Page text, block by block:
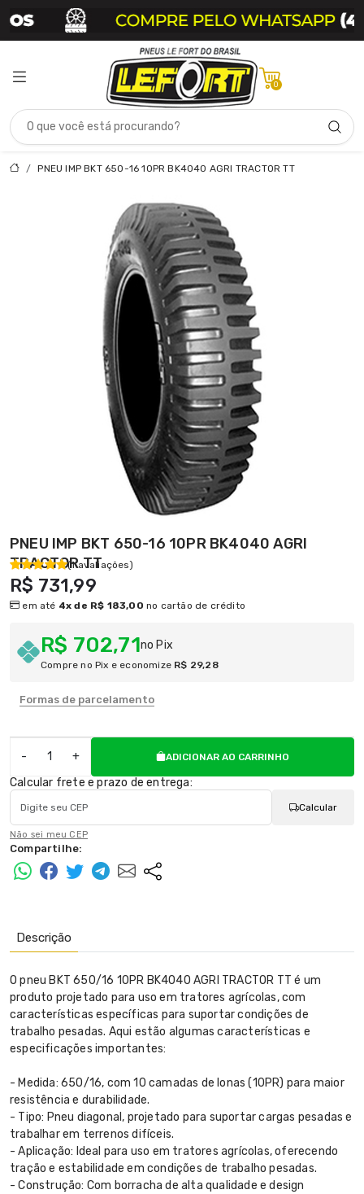
0
PNEU IMP BKT 650-16 10PR BK4040 AGRI TRACTOR TT
PNEU IMP BKT 650-16 10PR BK4040 AGRI
TRACTOR TT
(1 avaliações)
R$ 731,99
em até 4x de R$ 183,00 no cartão de crédito
R$ 702,71no Pix
Compre no Pix e economize R$ 29,28
Formas de parcelamento
- + ADICIONAR AO CARRINHO
Calcular frete e prazo de entrega:
Calcular
Não sei meu CEP
Compartilhe:
Descrição
O pneu BKT 650/16 10PR BK4040 AGRI TRACTOR TT é um
produto projetado para uso em tratores agrícolas, com
características específicas para suportar condições de
trabalho pesadas. Aqui estão algumas características e
especificações importantes:
- Medida: 650/16, com 10 camadas de lonas (10PR) para maior
resistência e durabilidade.
- Tipo: Pneu diagonal, projetado para suportar cargas pesadas e
trabalhar em terrenos difíceis.
- Aplicação: Ideal para uso em tratores agrícolas, oferecendo
tração e estabilidade em condições de trabalho pesadas.
- Construção: Com borracha de alta qualidade e design